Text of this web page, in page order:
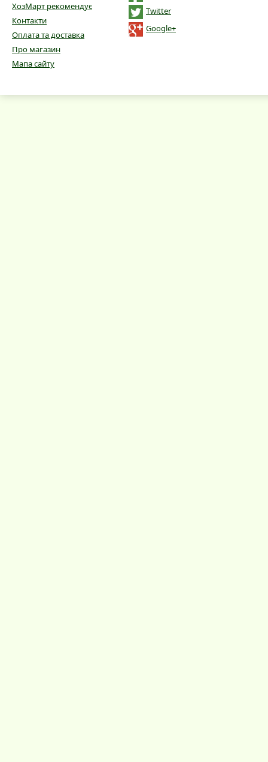
ХозМарт рекомендує
Контакти
Оплата та доставка
Про магазин
Мапа сайту
Twitter
Google+